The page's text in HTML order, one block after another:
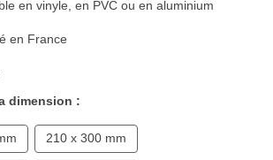
en vinyle, en PVC ou en aluminium
en France
dimension :
210 x 300 mm